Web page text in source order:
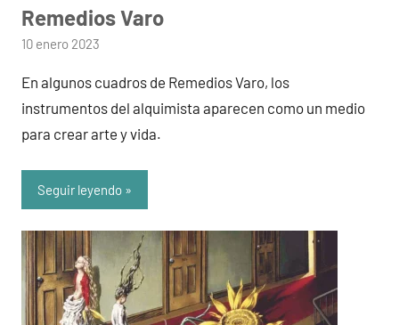
Remedios Varo
por
10 enero 2023
En algunos cuadros de Remedios Varo, los
instrumentos del alquimista aparecen como un medio
para crear arte y vida.
Seguir leyendo